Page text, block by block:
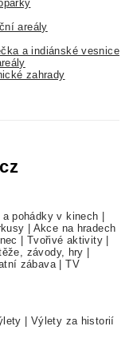
areály
a indiánské vesnice
zahrady
a pohádky v kinech
Akce na hradech
Tvořivé aktivity
závody, hry
zábava|TV
Výlety za historií